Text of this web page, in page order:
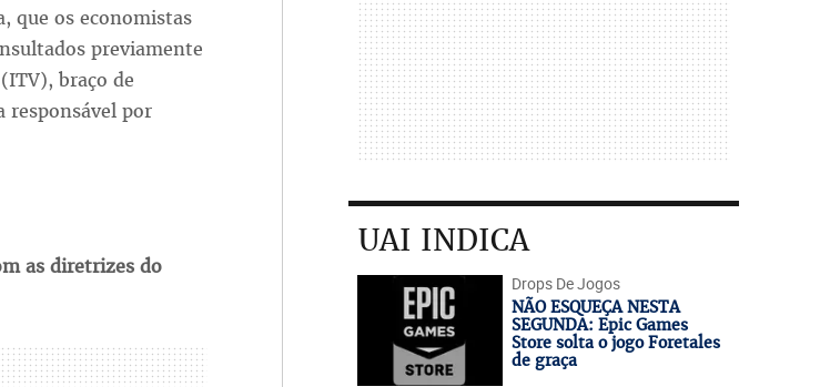
que os economistas
previamente
braço de
responsável por
as diretrizes do
UAI INDICA
Drops De Jogos
NÃO ESQUEÇA NESTA
SEGUNDA: Epic Games
Store solta o jogo Foretales
de graça